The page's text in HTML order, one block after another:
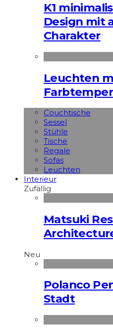
K1
Design mit
Charakter
Leuchten
Couchtische
Sessel
Stühle
Tische
Regale
Sofas
Leuchten
Interieur
Zufällig
Matsuki
Neu
Polanco
Stadt